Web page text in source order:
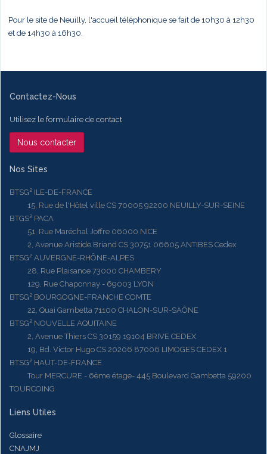
Pour le site de Neuilly, l'accueil téléphonique se fait de 10h30 à 12h30
et de 14h30 à 16h30.
Contactez-Nous
Utilisez le formulaire de contact
Nous contacter
Nos Sites
BTSG² ILE-DE-FRANCE
15, Rue de l'Hôtel ville CS 70005 92200 NEUILLY-SUR-SEINE
BTGS² PACA
51, Rue Maréchal Joffre 06000 NICE
2, Avenue Aristide Briand CS 30751 06605 ANTIBES Cedex
BTSG² AUVERGNE-RHÔNE-ALPES
28, Rue Plaisance 73000 CHAMBERY
129, Rue Chaponnay - 69003 LYON
BTSG² BOURGOGNE-FRANCHE COMTE
22, Quai Gambetta 71100 CHALON-SUR-SAÔNE
BTSG² NOUVELLE AQUITAINE
2, Avenue Thiers CS 30159 19104 BRIVE CEDEX
19, Bd. Victor Hugo CS 20206 87006 LIMOGES CEDEX 1
BTSG² HAUT-DE-FRANCE
Tour MERCURE - 6ème étage- 445 Boulevard Gambetta 59200
TOURCOING
Liens Utiles
Glossaire
CNAJMJ